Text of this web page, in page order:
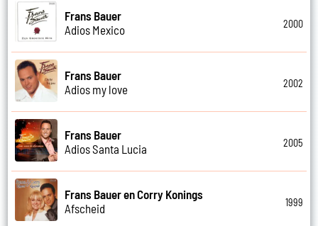
Frans Bauer
Adios Mexico
2000
Frans Bauer
Adios my love
2002
Frans Bauer
Adios Santa Lucia
2005
Frans Bauer en Corry Konings
Afscheid
1999